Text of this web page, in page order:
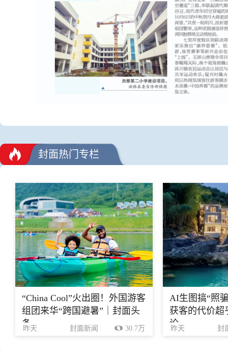
封面热门专栏
“China Cool”火出圈！外国游客
组团来华“跨国避暑”｜封面头
条
昨天 封面新闻 30.7万
AI生图搞“照
获客的代价超
论
昨天 封